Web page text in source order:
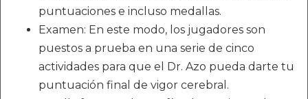
puntuaciones e incluso medallas.
Examen: En este modo, los jugadores son
puestos a prueba en una serie de cinco
actividades para que el Dr. Azo pueda darte tu
puntuación final de vigor cerebral.